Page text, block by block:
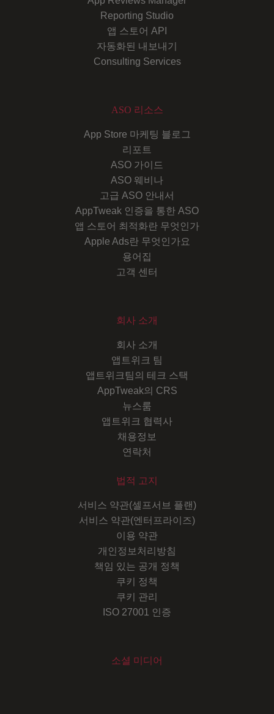
Reporting Studio
앱 스토어 API
자동화된 내보내기
Consulting Services
ASO 리소스
App Store 마케팅 블로그
리포트
ASO 가이드
ASO 웨비나
고급 ASO 안내서
AppTweak 인증을 통한 ASO
앱 스토어 최적화란 무엇인가
Apple Ads란 무엇인가요
용어집
고객 센터
회사 소개
회사 소개
앱트위크 팀
앱트위크팀의 테크 스택
AppTweak의 CRS
뉴스룸
앱트위크 협력사
채용정보
연락처
법적 고지
서비스 약관(셀프서브 플랜)
서비스 약관(엔터프라이즈)
이용 약관
개인정보처리방침
책임 있는 공개 정책
쿠키 정책
쿠키 관리
ISO 27001 인증
소셜 미디어